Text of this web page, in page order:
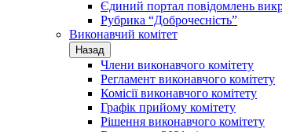
Єдиний портал повідомлень
Рубрика “Доброчесність”
Виконавчий комітет
Назад
Члени виконавчого комітету
Регламент виконавчого комітету
Комісії виконавчого комітету
Графік прийому комітету
Рішення виконавчого комітету